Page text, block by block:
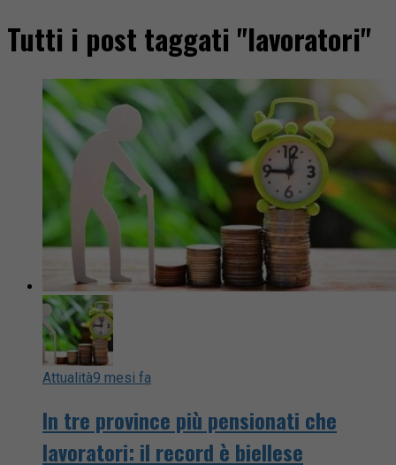
Tutti i post taggati "lavoratori"
Attualità9 mesi fa
In tre province più pensionati che
lavoratori: il record è biellese